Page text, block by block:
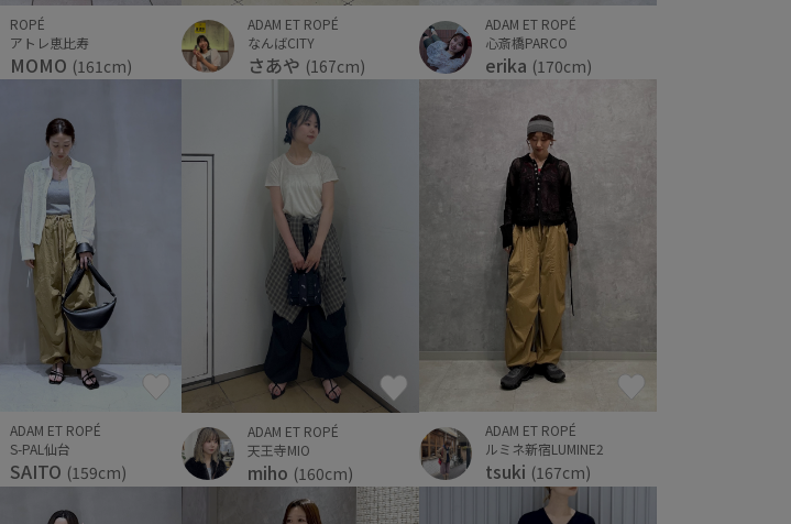
ROPÉ
アトレ恵比寿
MOMO (161cm)
ADAM ET ROPÉ
なんばCITY
さあや (167cm)
ADAM ET ROPÉ
心斎橋PARCO
erika (170cm)
ADAM ET ROPÉ
S-PAL仙台
SAITO (159cm)
ADAM ET ROPÉ
天王寺MIO
miho (160cm)
ADAM ET ROPÉ
ルミネ新宿LUMINE2
tsuki (167cm)